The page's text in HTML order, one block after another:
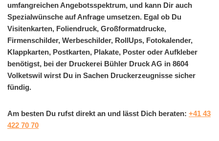
umfangreichen Angebotsspektrum, und kann Dir auch
Spezialwünsche auf Anfrage umsetzen. Egal ob Du
Visitenkarten, Foliendruck, Großformatdrucke,
Firmenschilder, Werbeschilder, RollUps, Fotokalender,
Klappkarten, Postkarten, Plakate, Poster oder Aufkleber
benötigst, bei der Druckerei Bühler Druck AG in 8604
Volketswil wirst Du in Sachen Druckerzeugnisse sicher
fündig.
Am besten Du rufst direkt an und lässt Dich beraten: +41 43
422 70 70